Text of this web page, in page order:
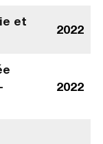
et
2022
2022